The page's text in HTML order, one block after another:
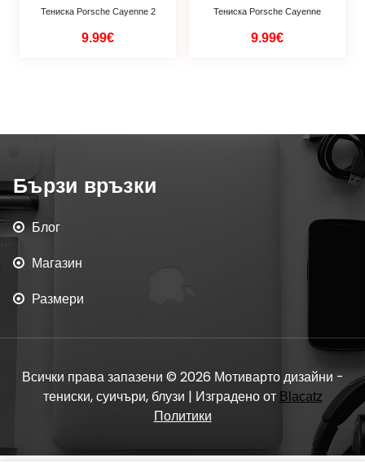
Тениска Porsche Cayenne 2
9.99€
Тениска Porsche Cayenne
9.99€
Бързи връзки
Блог
Магазин
Размери
Всички права запазени © 2026 Мотиварто дизайни -
тениски, суичъри, блузи | Изградено от Blacatz
Политики